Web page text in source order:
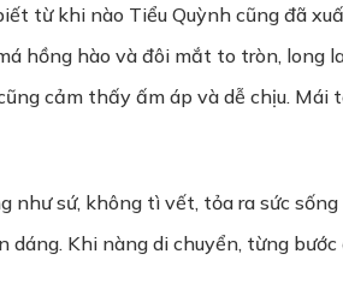
từ khi nào Tiểu Quỳnh cũng đã
hồng hào và đôi mắt to tròn, long
cảm thấy ấm áp và dễ chịu. Mái
như sứ, không tì vết, tỏa ra sức
Khi nàng di chuyển, từng